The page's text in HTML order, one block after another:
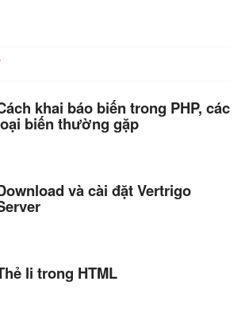
khai báo biến trong PHP, các
biến thường gặp
và cài đặt Vertrigo
li trong HTML